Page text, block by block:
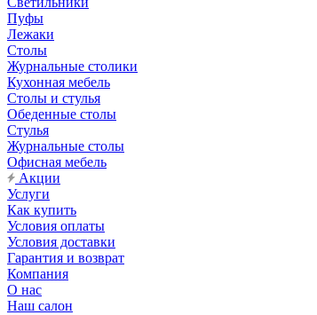
Пуфы
Лежаки
Столы
Журнальные столики
Кухонная мебель
Столы и стулья
Обеденные столы
Стулья
Журнальные столы
Офисная мебель
Акции
Услуги
Как купить
Условия оплаты
Условия доставки
Гарантия и возврат
Компания
О нас
Наш салон